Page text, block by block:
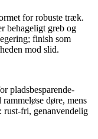
for robuste træk.
behageligt greb og
finish som
mod slid.
pladsbesparende-
døre, mens
rust-fri, genanvendelig